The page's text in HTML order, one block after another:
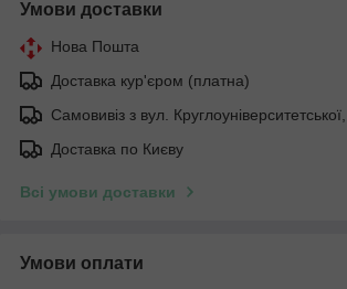
Умови доставки
Нова Пошта
Доставка кур'єром (платна)
Самовивіз з вул.
Доставка по Києву
Всі умови доставки
Умови оплати